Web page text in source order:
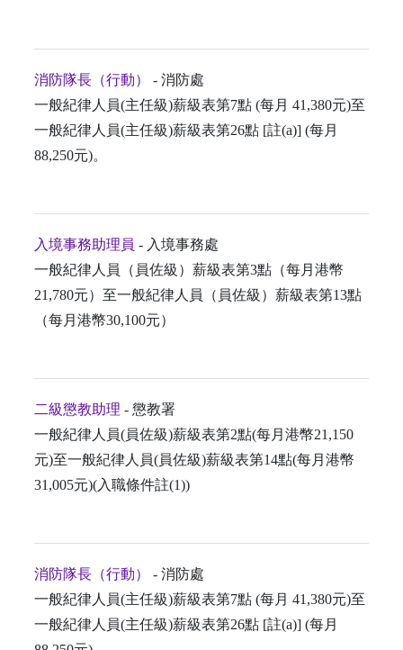
消防隊長（行動）
- 消防處
一般紀律人員(主任級)薪級表第7點 (每月 41,380元)至
一般紀律人員(主任級)薪級表第26點 [註(a)] (每月
88,250元)。
入境事務助理員 - 入境事務處
一般紀律人員（員佐級）薪級表第3點（每月港幣
21,780元）至一般紀律人員（員佐級）薪級表第13點
（每月港幣30,100元）
二級懲教助理 - 懲教署
一般紀律人員(員佐級)薪級表第2點(每月港幣21,150
元)至一般紀律人員(員佐級)薪級表第14點(每月港幣
31,005元)(入職條件註(1))
消防隊長（行動）
- 消防處
一般紀律人員(主任級)薪級表第7點 (每月 41,380元)至
一般紀律人員(主任級)薪級表第26點 [註(a)] (每月